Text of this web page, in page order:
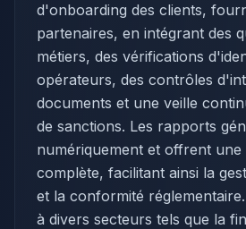
d'onboarding des clients,
partenaires, en intégrant des
métiers, des vérifications
opérateurs, des contrôles
documents et une veille
de sanctions. Les rapports
numériquement et offrent une
complète, facilitant ainsi la
et la conformité
à divers secteurs tels que la